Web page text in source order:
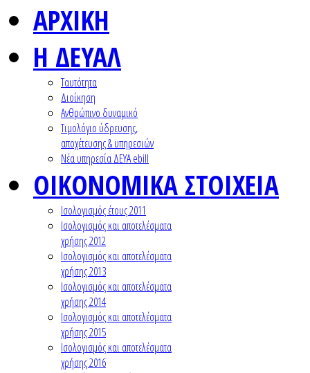
ΑΡΧΙΚΗ
Η ΔΕΥΑΛ
Ταυτότητα
Διοίκηση
Ανθρώπινο δυναμικό
Τιμολόγιο ύδρευσης,
αποχέτευσης & υπηρεσιών
Nέα υπηρεσία ΔΕΥΑ ebill
ΟΙΚΟΝΟΜΙΚΑ ΣΤΟΙΧΕΙΑ
Ισολογισμός έτους 2011
Ισολογισμός και αποτελέσματα
χρήσης 2012
Ισολογισμός και αποτελέσματα
χρήσης 2013
Ισολογισμός και αποτελέσματα
χρήσης 2014
Ισολογισμός και αποτελέσματα
χρήσης 2015
Ισολογισμός και αποτελέσματα
χρήσης 2016